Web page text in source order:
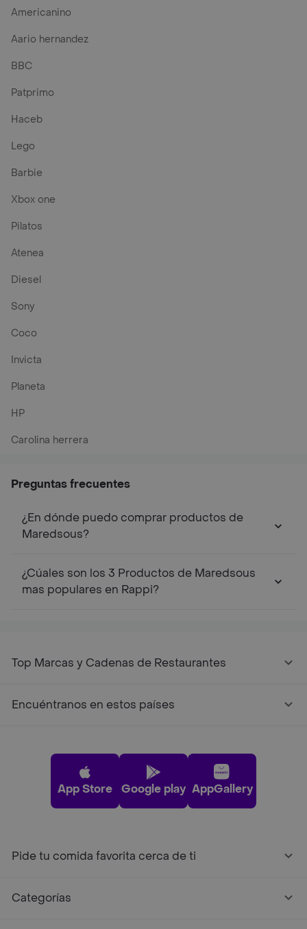
Americanino
Aario hernandez
BBC
Patprimo
Haceb
Lego
Barbie
Xbox one
Pilatos
Atenea
Diesel
Sony
Coco
Invicta
Planeta
HP
Carolina herrera
Preguntas frecuentes
¿En dónde puedo comprar productos de
Maredsous?
¿Cúales son los 3 Productos de Maredsous
mas populares en Rappi?
Top Marcas y Cadenas de Restaurantes
Encuéntranos en estos países
App Store Google play AppGallery
Pide tu comida favorita cerca de ti
Categorías